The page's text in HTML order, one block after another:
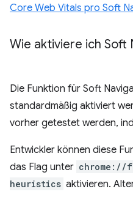
Core Web Vitals pro Soft
Wie aktiviere ich Soft
Die Funktion für Soft
standardmäßig aktiviert
vorher getestet werden,
Entwickler können diese
das Flag unter chrome://
heuristics aktivieren.